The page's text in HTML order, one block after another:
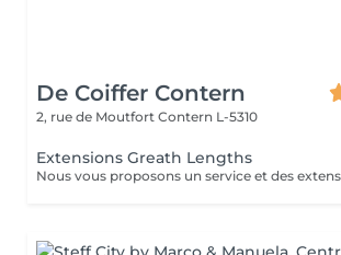
De Coiffer Contern
2, rue de Moutfort Contern L-5310
Extensions Greath Lengths